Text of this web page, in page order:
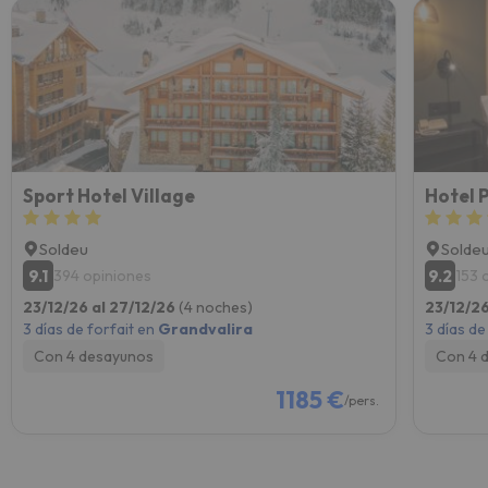
Sport Hotel Village
Soldeu
9.1 394 opiniones
23/12/26 al 27/12/26 (4 noches)
3 días de forfait en Grandvalira
Con 4 desayunos
1185 €/pers.
Hotel
9.2 153
23/12/
3 días
Con 4